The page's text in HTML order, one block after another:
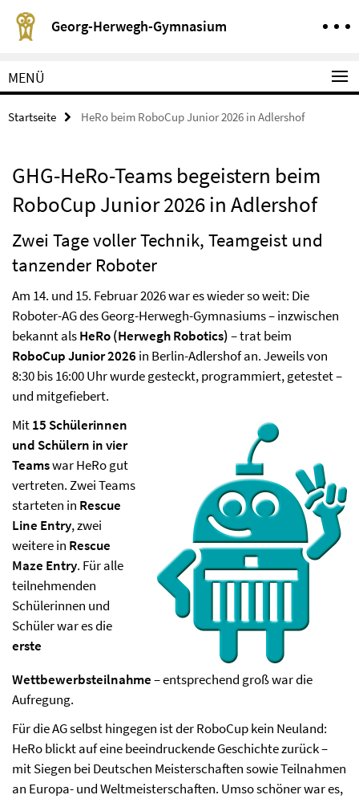
Springe direkt zu Inhalt
Georg-Herwegh-Gymnasium
Service-Navigation
MENÜ
Startseite HeRo beim RoboCup Junior 2026 in Adlershof
GHG-HeRo-Teams begeistern beim
RoboCup Junior 2026 in Adlershof
Zwei Tage voller Technik, Teamgeist und
tanzender Roboter
Am 14. und 15. Februar 2026 war es wieder so weit: Die
Roboter-AG des Georg-Herwegh-Gymnasiums – inzwischen
bekannt alsHeRo (Herwegh Robotics)– trat beim
RoboCup Junior 2026 in Berlin-Adlershof an. Jeweils von
8:30 bis 16:00 Uhr wurde gesteckt, programmiert, getestet –
und mitgefiebert.
Mit15 Schülerinnen
und Schülern in vier
Teamswar HeRo gut
vertreten. Zwei Teams
starteten in Rescue
Line Entry, zwei
weitere in Rescue
Maze Entry. Für alle
teilnehmenden
Schülerinnen und
Schüler war es die
erste
Wettbewerbsteilnahme– entsprechend groß war die
Aufregung.
Für die AG selbst hingegen ist der RoboCup kein Neuland:
HeRo blickt auf eine beeindruckende Geschichte zurück –
mit Siegen bei Deutschen Meisterschaften sowie Teilnahmen
an Europa- und Weltmeisterschaften. Umso schöner war es,